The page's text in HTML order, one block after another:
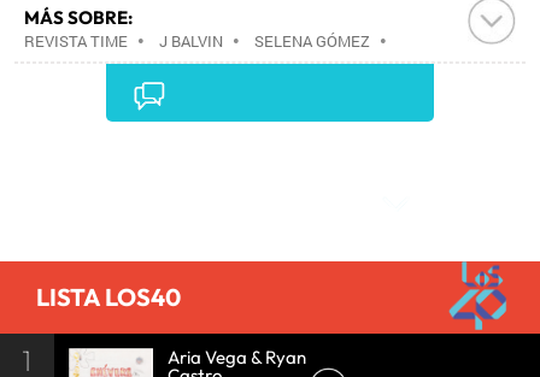
MÁS SOBRE:
REVISTA TIME • J BALVIN • SELENA GÓMEZ •
THE WEEKND•DONALD TRUMP•JAIR
•PRENSA
COMUNICACIÓN•
LISTA LOS40
1 Aria Vega & Ryan